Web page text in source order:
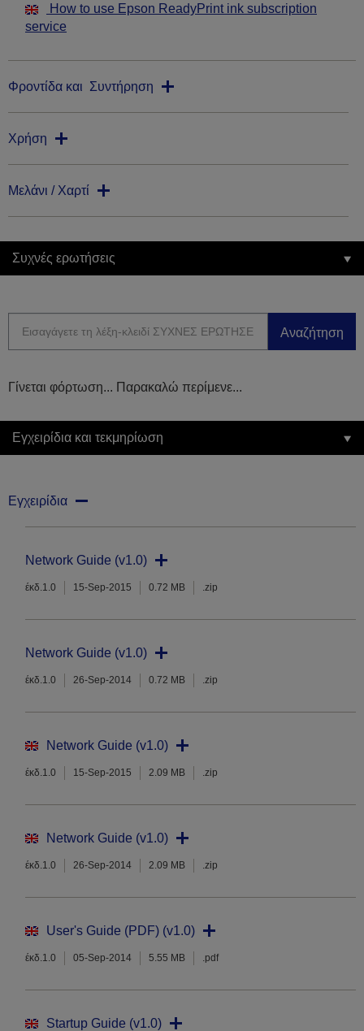
How to use Epson ReadyPrint ink subscription
service
Φροντίδα και Συντήρηση
Χρήση
Μελάνι / Χαρτί
Συχνές ερωτήσεις
Αναζήτηση
Γίνεται φόρτωση... Παρακαλώ περίμενε...
Εγχειρίδια και τεκμηρίωση
Εγχειρίδια
Network Guide (v1.0)
έκδ.1.0 15-Sep-2015 0.72 MB .zip
Network Guide (v1.0)
έκδ.1.0 26-Sep-2014 0.72 MB .zip
Network Guide (v1.0)
έκδ.1.0 15-Sep-2015 2.09 MB .zip
Network Guide (v1.0)
έκδ.1.0 26-Sep-2014 2.09 MB .zip
User's Guide (PDF) (v1.0)
έκδ.1.0 05-Sep-2014 5.55 MB .pdf
Startup Guide (v1.0)